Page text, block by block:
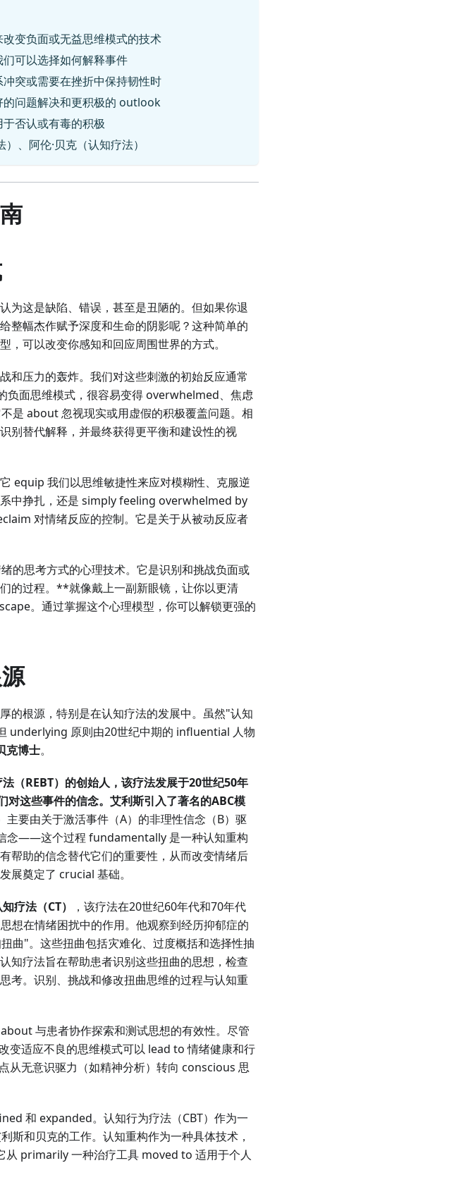
变负面或无益思维模式的技术
可以选择如何解释事件
突或需要在挫折中保持韧性时
的问题解决和更积极的 outlook
否认或有毒的积极
、阿伦·贝克（认知疗法）
为这是缺陷、错误，甚至是丑陋的。但如果你退
整幅杰作赋予深度和生命的阴影呢？这种简单的
，可以改变你感知和回应周围世界的方式。
和压力的轰炸。我们对这些刺激的初始反应通常
负面思维模式，很容易变得 overwhelmed、焦虑
是 about 忽视现实或用虚假的积极覆盖问题。相
别替代解释，并最终获得更平衡和建设性的视
equip 我们以思维敏捷性来应对模糊性、克服逆
中挣扎，还是 simply feeling overwhelmed by
对情绪反应的控制。它是关于从被动反应者
的思考方式的心理技术。它是识别和挑战负面或
的过程。**就像戴上一副新眼镜，让你以更清
。通过掌握这个心理模型，你可以解锁更强的
的根源，特别是在认知疗法的发展中。虽然"认知
underlying 原则由20世纪中期的 influential 人物
克博士。
（REBT） 的创始人，该疗法发展于20世纪50年
对这些事件的信念。艾利斯引入了著名的ABC模
主要由关于激活事件（A）的非理性信念（B）驱
念——这个过程 fundamentally 是一种认知重构
帮助的信念替代它们的重要性，从而改变情绪后
展奠定了 crucial 基础。
疗法（CT）
，该疗法在20世纪60年代和70年代
想在情绪困扰中的作用。他观察到经历抑郁症的
曲"。这些扭曲包括灾难化、过度概括和选择性抽
疗法旨在帮助患者识别这些扭曲的思想，检查
考。识别、挑战和修改扭曲思维的过程与认知重
与患者协作探索和测试思想的有效性。尽管
变适应不良的思维模式可以 lead to 情绪健康和行
无意识驱力（如精神分析）转向 conscious 思
和 expanded。认知行为疗法（CBT）作为一
和贝克的工作。认知重构作为一种具体技术，
primarily 一种治疗工具 moved to 适用于个人